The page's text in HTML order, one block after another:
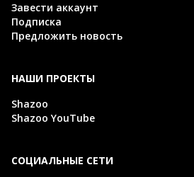
Завести аккаунт
Подписка
Предложить новость
НАШИ ПРОЕКТЫ
Shazoo
Shazoo YouTube
СОЦИАЛЬНЫЕ СЕТИ